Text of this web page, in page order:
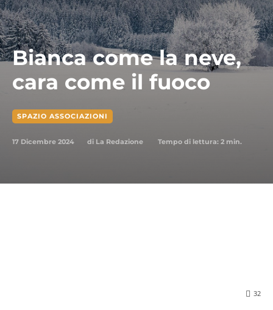
Bianca come la neve,
cara come il fuoco
SPAZIO ASSOCIAZIONI
17 Dicembre 2024 di La Redazione Tempo di lettura: 2 min.
32